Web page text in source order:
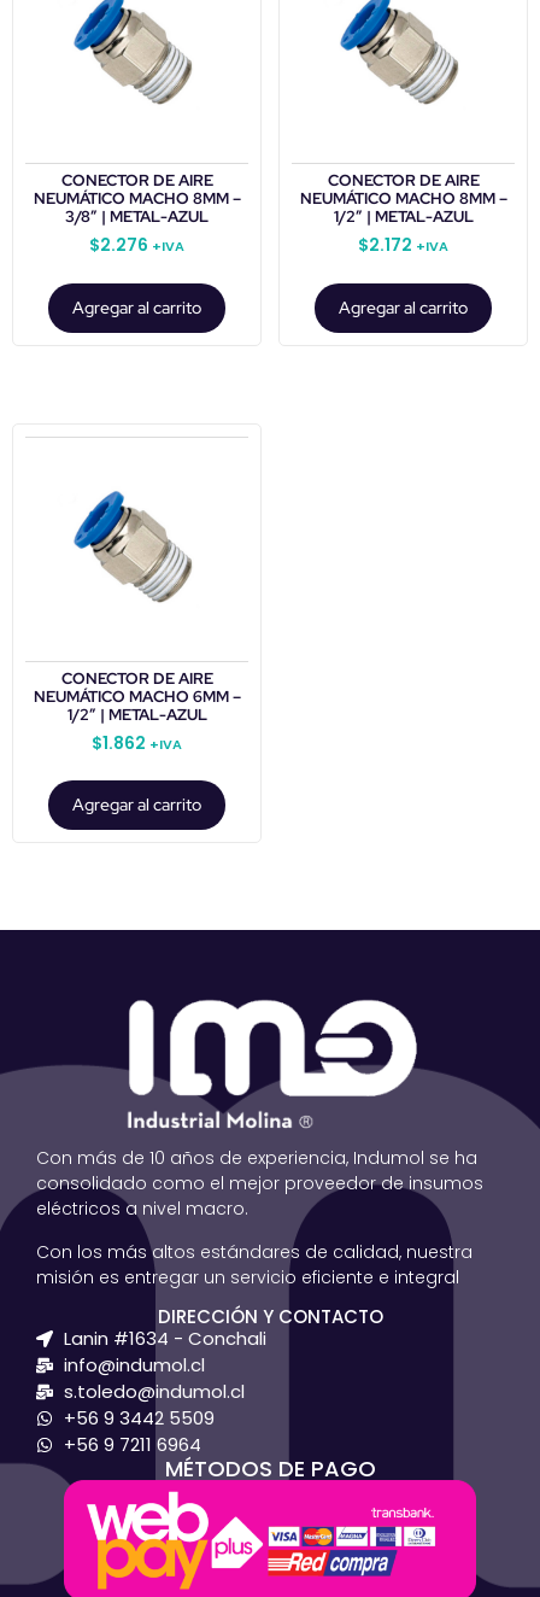
CONECTOR DE AIRE
NEUMÁTICO MACHO 8MM –
3/8″ | METAL-AZUL
$2.276 +IVA
Agregar al carrito
CONECTOR DE AIRE
NEUMÁTICO MACHO 8MM –
1/2″ | METAL-AZUL
$2.172 +IVA
Agregar al carrito
CONECTOR DE AIRE
NEUMÁTICO MACHO 6MM –
1/2″ | METAL-AZUL
$1.862 +IVA
Agregar al carrito
Con más de 10 años de experiencia, Indumol se ha
consolidado como el mejor proveedor de insumos
eléctricos a nivel macro.
Con los más altos estándares de calidad, nuestra
misión es entregar un servicio eficiente e integral
DIRECCIÓN Y CONTACTO
Lanin #1634 - Conchali
info@indumol.cl
s.toledo@indumol.cl
+56 9 3442 5509
+56 9 7211 6964
MÉTODOS DE PAGO